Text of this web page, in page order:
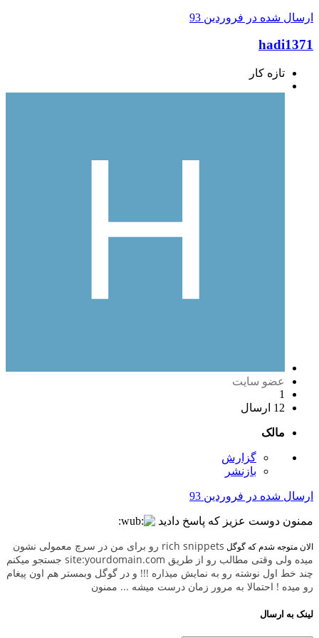
ارسال شده در فروردین 93
hadi1371
تازه کار
عضو سایت
1
12 ارسال
مالک
گزارش
بازنشر
ارسال شده در فروردین 93
ممنون دوست عزیز که پاسخ دادید
الان متوجه شدم که گوگل
rich snippets رو برای من در سرچ معمولی نشون
میده ولی وقتی مطالب رو از طریق site:yourdomain.com جستجو میکنم
چند خط اول نوشته رو به نمایش میذاره !!! و در گوگل وبمستر هم اون پیغام
رو میده ! احتمالا به مرور زمان درست میشه ... ممنون
لینک به ارسال